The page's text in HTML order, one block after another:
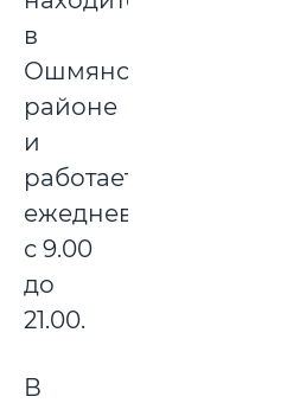
в
Ошмянском
районе
и
работает
ежедневно
с 9.00
до
21.00.
В